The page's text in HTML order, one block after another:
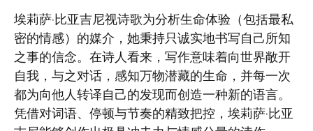
埃莉萨·比亚吉尼视诗歌为分析生命体验（包括最私
密的情感）的媒介，她秉持只诚实地书写自己所知
之事的信念。在诗人看来，写作意味着向世界敞开
自我，与之对话，感知万物潜藏的生命，并每一次
都为向他人转译自己的发现而创造一种新的语言。
凭借对词语、停顿与节奏的精致把控，埃莉萨·比亚